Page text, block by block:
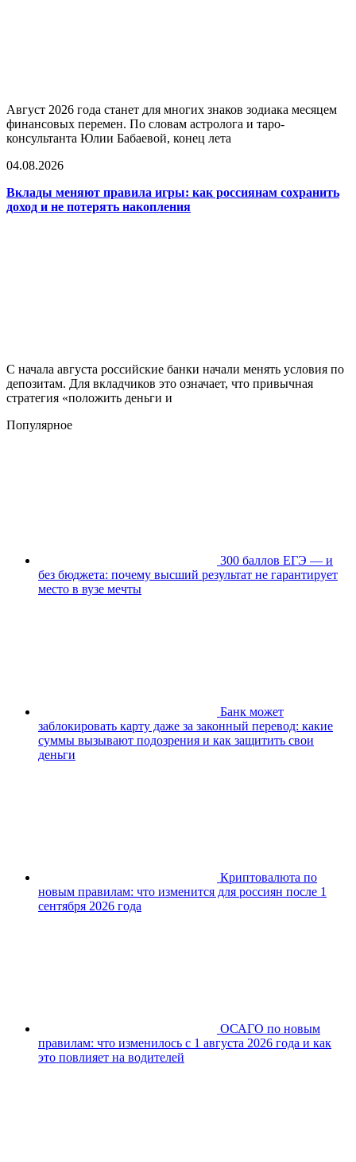
Август 2026 года станет для многих знаков зодиака месяцем
финансовых перемен. По словам астролога и таро-
консультанта Юлии Бабаевой, конец лета
04.08.2026
Вклады меняют правила игры: как россиянам сохранить
доход и не потерять накопления
С начала августа российские банки начали менять условия по
депозитам. Для вкладчиков это означает, что привычная
стратегия «положить деньги и
Популярное
300 баллов ЕГЭ — и
без бюджета: почему высший результат не гарантирует
место в вузе мечты
Банк может
заблокировать карту даже за законный перевод: какие
суммы вызывают подозрения и как защитить свои
деньги
Криптовалюта по
новым правилам: что изменится для россиян после 1
сентября 2026 года
ОСАГО по новым
правилам: что изменилось с 1 августа 2026 года и как
это повлияет на водителей